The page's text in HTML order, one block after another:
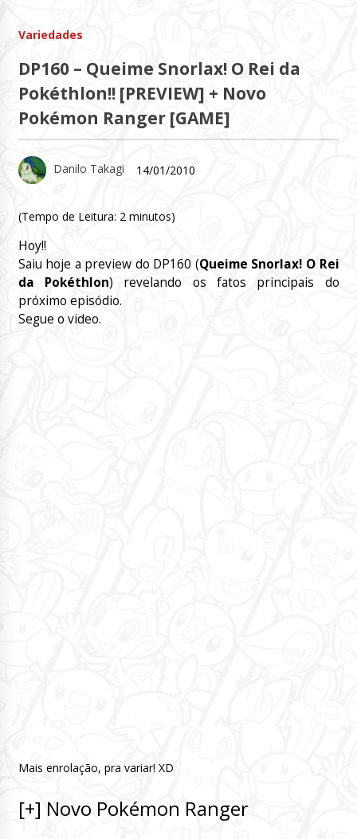
Variedades
DP160 – Queime Snorlax! O Rei da
Pokéthlon!! [PREVIEW] + Novo
Pokémon Ranger [GAME]
Danilo Takagi 14/01/2010
(Tempo de Leitura: 2 minutos)
Hoy!!
Saiu hoje a preview do DP160 (Queime Snorlax! O Rei
da Pokéthlon) revelando os fatos principais do
próximo episódio.
Segue o video.
Mais enrolação, pra variar! XD
[+] Novo Pokémon Ranger